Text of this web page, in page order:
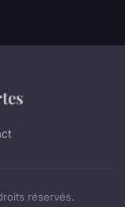
réservés.